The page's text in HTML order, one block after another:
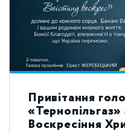
Привітання
Воскресіння